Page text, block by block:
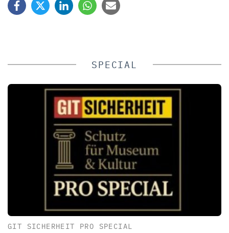
SPECIAL
GIT SICHERHEIT PRO SPECIAL